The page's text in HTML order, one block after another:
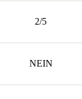
2/5
NEIN